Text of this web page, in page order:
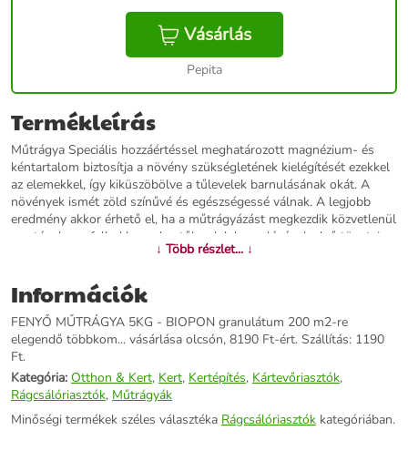
Vásárlás
Pepita
Termékleírás
Műtrágya Speciális hozzáértéssel meghatározott magnézium- és
kéntartalom biztosítja a növény szükségletének kielégítését ezekkel
az elemekkel, így kiküszöbölve a tűlevelek barnulásának okát. A
növények ismét zöld színűvé és egészségessé válnak. A legjobb
eredmény akkor érhető el, ha a műtrágyázást megkezdik közvetlenül
az után, hogy felbukkannak a tűlevelek barnulásának első tünetei.
Műtrágya összetevők Katálum-oxid: 6% Magnézium-oxid: 14%
Műtrágya kiszerelés: 5 kg/100 db-200m2 Műtrágya
alkalmazható Január Február Március Április Május Június Július
Augusztus Szeptember Október November December
További információk>>
↓ Több részlet... ↓
Információk
FENYŐ MŰTRÁGYA 5KG - BIOPON granulátum 200 m2-re
elegendő többkom... vásárlása olcsón, 8190 Ft-ért. Szállítás: 1190
Ft.
Kategória: Otthon & Kert, Kert, Kertépítés, Kártevőriasztók,
Rágcsálóriasztók, Műtrágyák
Minőségi termékek széles választéka Rágcsálóriasztók kategóriában.